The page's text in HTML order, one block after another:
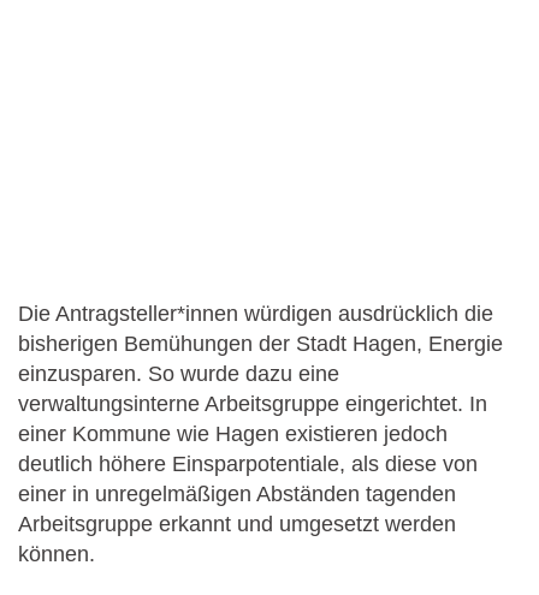
Die Antragsteller*innen würdigen ausdrücklich die
bisherigen Bemühungen der Stadt Hagen, Energie
einzusparen. So wurde dazu eine
verwaltungsinterne Arbeitsgruppe eingerichtet. In
einer Kommune wie Hagen existieren jedoch
deutlich höhere Einsparpotentiale, als diese von
einer in unregelmäßigen Abständen tagenden
Arbeitsgruppe erkannt und umgesetzt werden
können.